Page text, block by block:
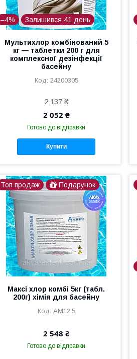
–4% Залишився 41 день
Мультихлор комбінований 5
кг — таблетки 200 г для
комплексної дезінфекції
басейну
24200305
2 137 ₴
2 052 ₴
Готово до відправки
Купити
Топ продаж Подарунок
Максі хлор комбі 5кг (табл.
200г) хімія для басейну
AM12.5
2 548 ₴
Готово до відправки